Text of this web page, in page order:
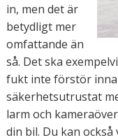
in, men det är
betydligt mer
omfattande än
så. Det ska
fukt inte förstör
säkerhetsutrustat
larm och
din bil. Du kan